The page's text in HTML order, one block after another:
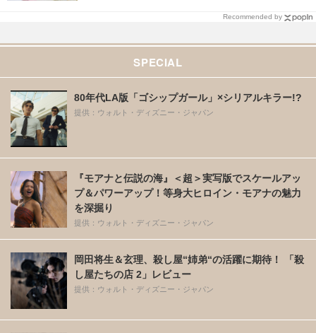
Recommended by
SPECIAL
80年代LA版「ゴシップガール」×シリアルキラー!?
提供：ウォルト・ディズニー・ジャパン
『モアナと伝説の海』＜超＞実写版でスケールアッ
プ＆パワーアップ！等身大ヒロイン・モアナの魅力
を深掘り
提供：ウォルト・ディズニー・ジャパン
岡田将生＆玄理、殺し屋“姉弟“の活躍に期待！ 「殺
し屋たちの店 2」レビュー
提供：ウォルト・ディズニー・ジャパン